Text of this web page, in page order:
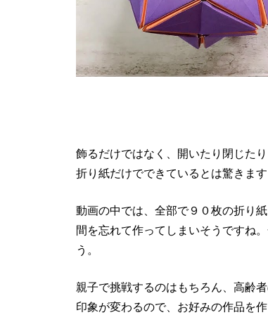
飾るだけではなく、開いたり閉じた
折り紙だけでできているとは驚きます
動画の中では、全部で９０枚の折り
間を忘れて作ってしまいそうですね
う。
親子で挑戦するのはもちろん、高齢
印象が変わるので、お好みの作品を作